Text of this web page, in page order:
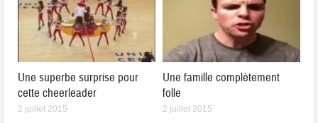
Une superbe surprise pour
cette cheerleader
2 juillet 2015
Une famille complètement
folle
2 juillet 2015